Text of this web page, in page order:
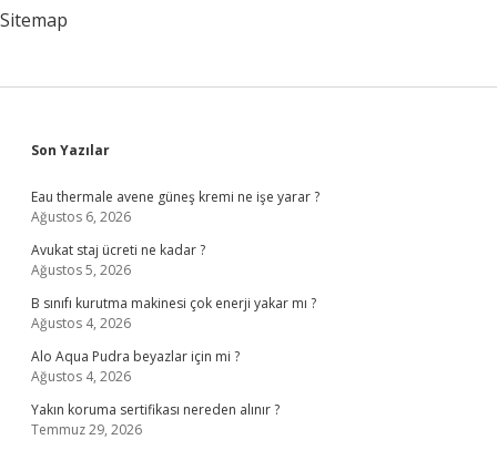
Sitemap
Sidebar
Son Yazılar
Eau thermale avene güneş kremi ne işe yarar ?
Ağustos 6, 2026
Avukat staj ücreti ne kadar ?
Ağustos 5, 2026
B sınıfı kurutma makinesi çok enerji yakar mı ?
Ağustos 4, 2026
Alo Aqua Pudra beyazlar için mi ?
Ağustos 4, 2026
Yakın koruma sertifikası nereden alınır ?
Temmuz 29, 2026